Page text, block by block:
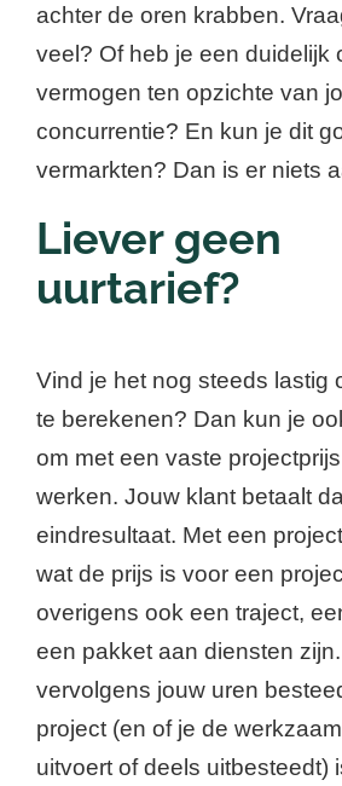
achter de oren krabben.
veel? Of heb je een duidelijk
vermogen ten opzichte van
concurrentie? En kun je dit
vermarkten? Dan is er niets
Liever geen
uurtarief?
Vind je het nog steeds lastig
te berekenen? Dan kun je
om met een vaste
werken. Jouw klant betaalt
eindresultaat. Met een
wat de prijs is voor een
overigens ook een traject,
een pakket aan diensten
vervolgens jouw uren
project (en of je de
uitvoert of deels uitbesteedt)